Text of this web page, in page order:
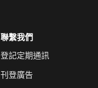
聯繫我們
登記定期通訊
刊登廣告